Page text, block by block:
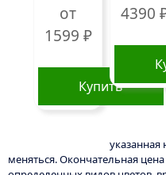
от
1599 ₽
Купить
несколько
4390
указанная
меняться. Окончательная цена